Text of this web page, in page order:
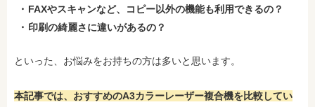
FAXやスキャンなど、コピー以外の機能も利用できるの？
印刷の綺麗さに違いがあるの？
といった、お悩みをお持ちの方は多いと思います。
本記事では、おすすめのA3カラーレーザー複合機を比較してい